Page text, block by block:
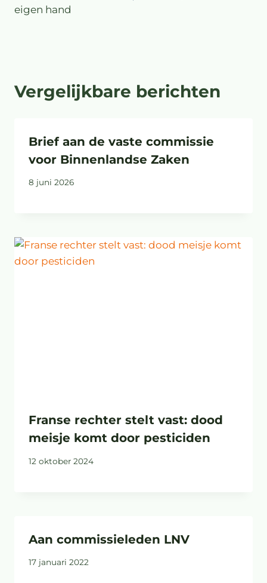
eigen hand
Vergelijkbare berichten
Brief aan de vaste commissie
voor Binnenlandse Zaken
8 juni 2026
Franse rechter stelt vast: dood
meisje komt door pesticiden
12 oktober 2024
Aan commissieleden LNV
17 januari 2022